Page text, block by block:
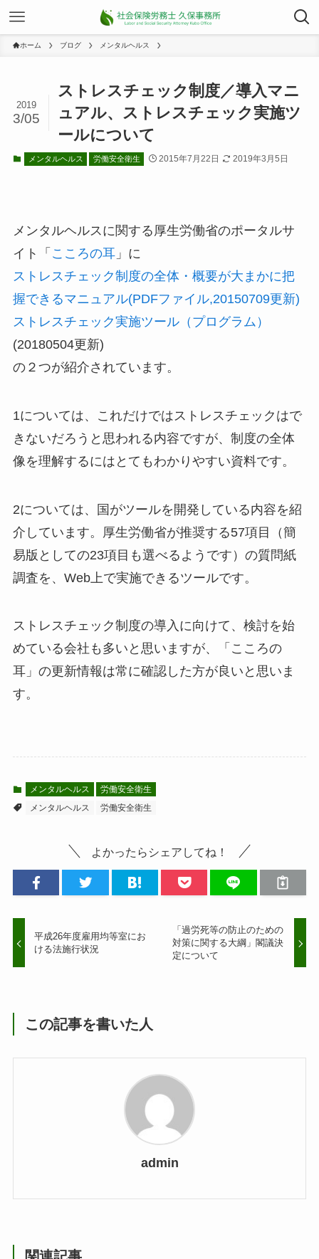
ホーム ブログ メンタルヘルス
ストレスチェック制度／導入マニ
ュアル、ストレスチェック実施ツ
ールについて
2019
3/05
メンタルヘルス 労働安全衛生 2015年7月22日 2019年3月5日
メンタルヘルスに関する厚生労働省のポータルサ
イト「 こころの耳」に
ストレスチェック制度の全体・概要が大まかに把
握できるマニュアル(PDFファイル,20150709更新)
ストレスチェック実施ツール（プログラム）
(20180504更新)
の２つが紹介されています。
1については、これだけではストレスチェックはで
きないだろうと思われる内容ですが、制度の全体
像を理解するにはとてもわかりやすい資料です。
2については、国がツールを開発している内容を紹
介しています。厚生労働省が推奨する57項目（簡
易版としての23項目も選べるようです）の質問紙
調査を、Web上で実施できるツールです。
ストレスチェック制度の導入に向けて、検討を始
めている会社も多いと思いますが、「こころの
耳」の更新情報は常に確認した方が良いと思いま
す。
メンタルヘルス
労働安全衛生
メンタルヘルス
労働安全衛生
よかったらシェアしてね！
平成26年度雇用均等室にお
ける法施行状況
「過労死等の防止のための
対策に関する大綱」閣議決
定について
この記事を書いた人
admin